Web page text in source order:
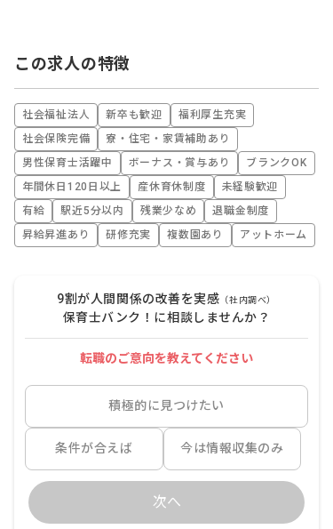
この求人の特徴
社会福祉法人 新卒も歓迎
福利厚生充実
社会保険完備
寮・住宅・家賃補助あり
男性保育士活躍中
ボーナス・賞与あり
ブランクOK
年間休日120日以上
産休育休制度
未経験歓迎
有給
駅近5分以内 残業少なめ
退職金制度
昇給昇進あり
研修充実 複数園あり アットホーム
9割が人間関係の改善を実感 （社内調べ）
保育士バンク！に相談しませんか？
転職のご意向を教えてください
積極的に見つけたい
条件が合えば 今は情報収集のみ
次へ